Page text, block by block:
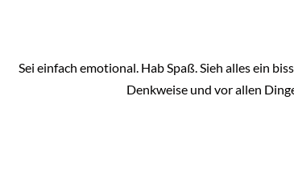
Sei einfach emotional. Hab Spaß. Sieh alles ein
Denkweise und vor allen